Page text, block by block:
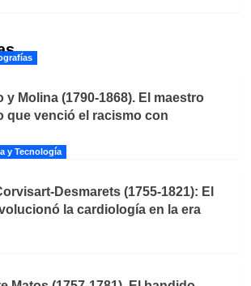
y Molina (1790-1868). El maestro
que venció el racismo con
y Tecnología
Desmarets (1755-1821): El
la cardiología en la era